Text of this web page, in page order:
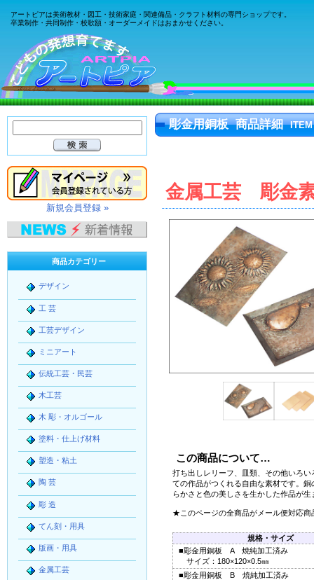
アートピアは美術教材・図工・技術家庭・関連備品・クラフト材料の専門ショップです。
卒業制作・共同制作・校歌額・オーダーメイドはおまかせください。
彫金用銅板 商品詳細
金属工芸 彫金
この商品について…
打ち出しレリーフ 、皿類、その他いろい
ての作品がつくれる自由な素材です。銅
らかさと色の美しさを生かした作品が生
★このページの全商品がメール便対応商
規格・サイズ
■彫金用銅板 A 焼純加工済み
サイズ：180×120×0.5㎜
■彫金用銅板 B 焼純加工済み
新規会員登録 »
商品カテゴリー
デザイン
工 芸
工芸デザイン
ミニアート
伝統工芸・民芸
木工芸
木 彫・オルゴール
塗料・仕上げ材料
塑造・粘土
陶 芸
彫 造
てん刻・用具
版画・用具
金属工芸